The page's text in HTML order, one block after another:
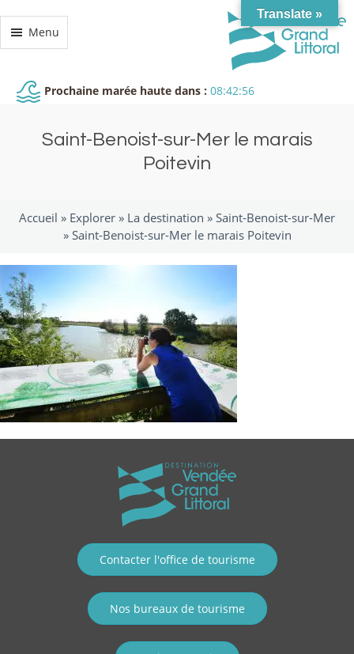
Menu
Prochaine marée haute dans : 08:42:56
Saint-Benoist-sur-Mer le marais
Poitevin
Accueil » Explorer » La destination » Saint-Benoist-sur-Mer
» Saint-Benoist-sur-Mer le marais Poitevin
Contacter l'office de tourisme
Nos bureaux de tourisme
Translate »